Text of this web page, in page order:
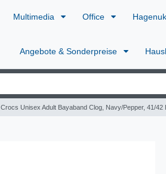
Multimedia Office
Angebote & Sonderpreise
Crocs Unisex Adult Bayaband Clog, Navy/Pepper, 41/42